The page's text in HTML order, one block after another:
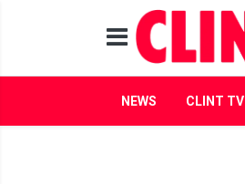
NEWS CLINT TV